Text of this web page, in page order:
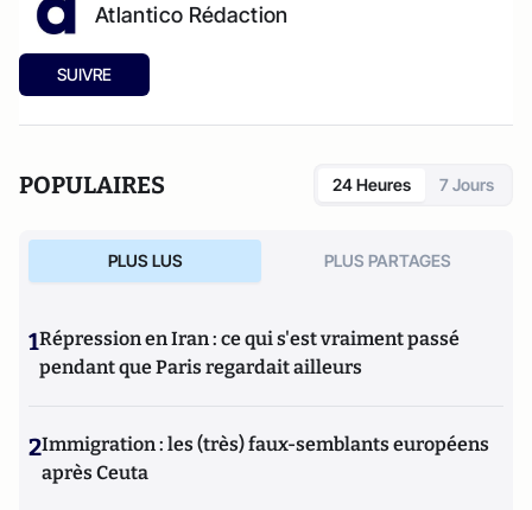
Atlantico Rédaction
SUIVRE
POPULAIRES 24 Heures 7 Jours
PLUS LUS PLUS PARTAGES
1Répression en Iran : ce qui s'est vraiment passé
pendant que Paris regardait ailleurs
2Immigration : les (très) faux-semblants européens
après Ceuta